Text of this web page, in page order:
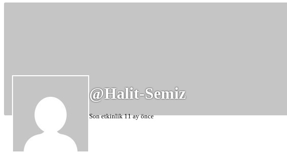
@halit-Semiz
Son etkinlik 11 ay önce